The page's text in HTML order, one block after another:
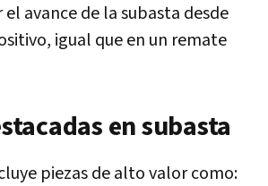
avance de la subasta desde
igual que en un remate
en subasta
piezas de alto valor como: